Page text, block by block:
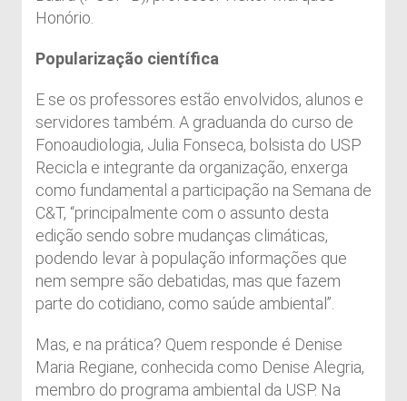
Honório.
Popularização científica
E se os professores estão envolvidos, alunos e
servidores também. A graduanda do curso de
Fonoaudiologia, Julia Fonseca, bolsista do USP
Recicla e integrante da organização, enxerga
como fundamental a participação na Semana de
C&T, “principalmente com o assunto desta
edição sendo sobre mudanças climáticas,
podendo levar à população informações que
nem sempre são debatidas, mas que fazem
parte do cotidiano, como saúde ambiental”.
Mas, e na prática? Quem responde é Denise
Maria Regiane, conhecida como Denise Alegria,
membro do programa ambiental da USP. Na